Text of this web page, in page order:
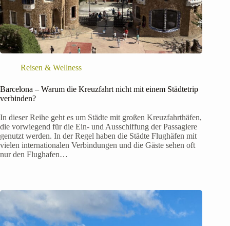
Reisen & Wellness
Barcelona – Warum die Kreuzfahrt nicht mit einem Städtetrip
verbinden?
In dieser Reihe geht es um Städte mit großen Kreuzfahrthäfen,
die vorwiegend für die Ein- und Ausschiffung der Passagiere
genutzt werden. In der Regel haben die Städte Flughäfen mit
vielen internationalen Verbindungen und die Gäste sehen oft
nur den Flughafen…